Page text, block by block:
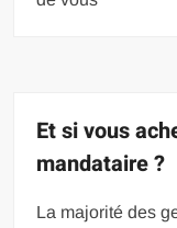
Et si vous
mandataire ?
La majorité des